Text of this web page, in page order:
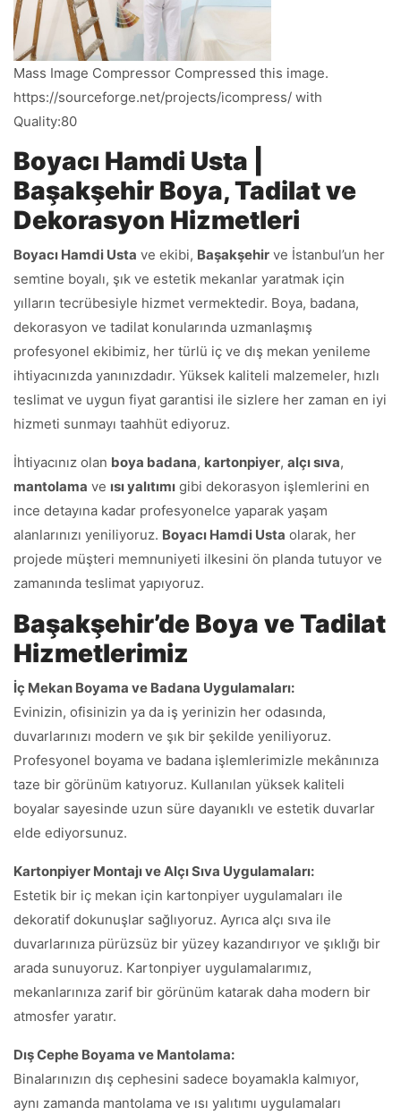
Mass Image Compressor Compressed this image.
https://sourceforge.net/projects/icompress/ with
Quality:80
Boyacı Hamdi Usta |
Başakşehir Boya, Tadilat ve
Dekorasyon Hizmetleri
Boyacı Hamdi Usta ve ekibi, Başakşehir ve İstanbul’un her
semtine boyalı, şık ve estetik mekanlar yaratmak için
yılların tecrübesiyle hizmet vermektedir. Boya, badana,
dekorasyon ve tadilat konularında uzmanlaşmış
profesyonel ekibimiz, her türlü iç ve dış mekan yenileme
ihtiyacınızda yanınızdadır. Yüksek kaliteli malzemeler, hızlı
teslimat ve uygun fiyat garantisi ile sizlere her zaman en iyi
hizmeti sunmayı taahhüt ediyoruz.
İhtiyacınız olan boya badana, kartonpiyer, alçı sıva,
mantolama ve ısı yalıtımı gibi dekorasyon işlemlerini en
ince detayına kadar profesyonelce yaparak yaşam
alanlarınızı yeniliyoruz. Boyacı Hamdi Usta olarak, her
projede müşteri memnuniyeti ilkesini ön planda tutuyor ve
zamanında teslimat yapıyoruz.
Başakşehir’de Boya ve Tadilat
Hizmetlerimiz
İç Mekan Boyama ve Badana Uygulamaları:
Evinizin, ofisinizin ya da iş yerinizin her odasında,
duvarlarınızı modern ve şık bir şekilde yeniliyoruz.
Profesyonel boyama ve badana işlemlerimizle mekânınıza
taze bir görünüm katıyoruz. Kullanılan yüksek kaliteli
boyalar sayesinde uzun süre dayanıklı ve estetik duvarlar
elde ediyorsunuz.
Kartonpiyer Montajı ve Alçı Sıva Uygulamaları:
Estetik bir iç mekan için kartonpiyer uygulamaları ile
dekoratif dokunuşlar sağlıyoruz. Ayrıca alçı sıva ile
duvarlarınıza pürüzsüz bir yüzey kazandırıyor ve şıklığı bir
arada sunuyoruz. Kartonpiyer uygulamalarımız,
mekanlarınıza zarif bir görünüm katarak daha modern bir
atmosfer yaratır.
Dış Cephe Boyama ve Mantolama:
Binalarınızın dış cephesini sadece boyamakla kalmıyor,
aynı zamanda mantolama ve ısı yalıtımı uygulamaları